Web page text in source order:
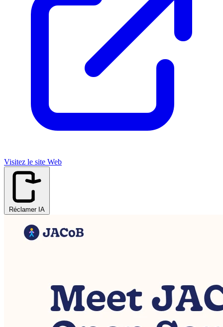
Visitez le site Web
Réclamer IA